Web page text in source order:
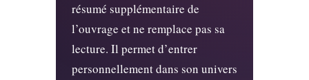
résumé supplémentaire de
l’ouvrage et ne remplace pas sa
lecture. Il permet d’entrer
personnellement dans son univers